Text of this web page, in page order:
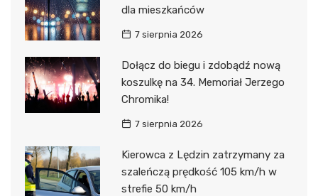
dla mieszkańców
7 sierpnia 2026
Dołącz do biegu i zdobądź nową
koszulkę na 34. Memoriał Jerzego
Chromika!
7 sierpnia 2026
Kierowca z Lędzin zatrzymany za
szaleńczą prędkość 105 km/h w
strefie 50 km/h